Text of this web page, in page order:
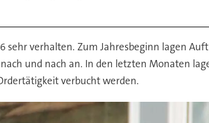
sehr verhalten. Zum Jahresbeginn lagen
und nach an. In den letzten Monaten
verbucht werden.